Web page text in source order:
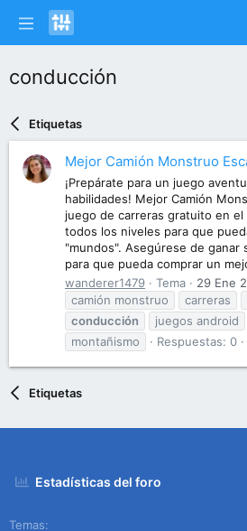
conducción
Etiquetas
Mejor Camión Monstruo
¡Prepárate para un juego
habilidades! Mejor Camión
juego de carreras gratuito en
todos los niveles para que
"mundos". Asegúrese de ganar
para que pueda comprar un
wanderer1479
Tema
29 Ene
camión monstruo
carreras
conducción
juegos android
montañismo
Respuestas: 0
Etiquetas
Estadísticas del foro
Temas